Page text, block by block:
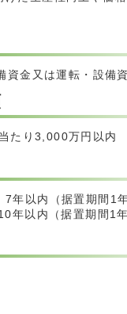
資金又は運転・設備
たり3,000万円以内
年以内（据置期間1年
年以内（据置期間1